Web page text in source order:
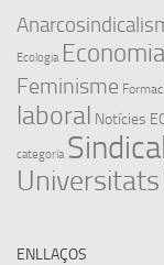
Ecologia Economia
Feminisme
laboral Notícies
categoría Sindical
Universitats
ENLLAÇOS